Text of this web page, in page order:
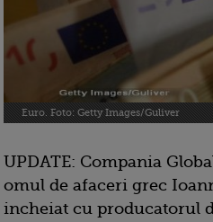
Euro. Foto: Getty Images/Guliver
UPDATE: Compania
omul de afaceri grec
incheiat cu producatorul